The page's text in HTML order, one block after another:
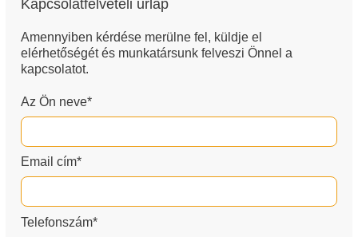
Kapcsolatfelvételi űrlap
Amennyiben kérdése merülne fel, küldje el
elérhetőségét és munkatársunk felveszi Önnel a
kapcsolatot.
Az Ön neve*
Email cím*
Telefonszám*